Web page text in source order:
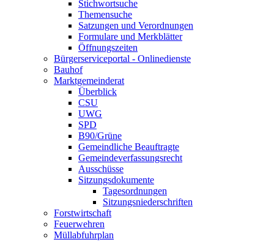
Stichwortsuche
Themensuche
Satzungen und Verordnungen
Formulare und Merkblätter
Öffnungszeiten
Bürgerserviceportal - Onlinedienste
Bauhof
Marktgemeinderat
Überblick
CSU
UWG
SPD
B90/Grüne
Gemeindliche Beauftragte
Gemeindeverfassungsrecht
Ausschüsse
Sitzungsdokumente
Tagesordnungen
Sitzungsniederschriften
Forstwirtschaft
Feuerwehren
Müllabfuhrplan